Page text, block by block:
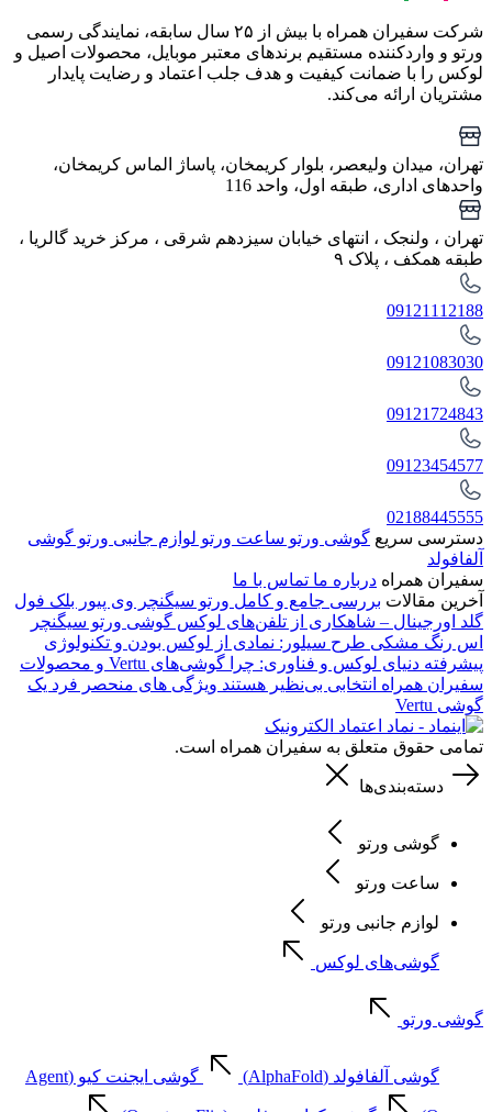
شرکت سفیران همراه با بیش از ۲۵ سال سابقه، نمایندگی رسمی
ورتو و واردکننده مستقیم برندهای معتبر موبایل، محصولات اصیل و
لوکس را با ضمانت کیفیت و هدف جلب اعتماد و رضایت پایدار
مشتریان ارائه می‌کند.
تهران، میدان ولیعصر، بلوار کریمخان، پاساژ الماس کریمخان،
واحدهای اداری، طبقه اول، واحد 116
تهران ، ولنجک‌ ، انتهای خیابان سیزدهم شرقی ، مرکز خرید گالریا ،
طبقه همکف ، پلاک ۹
09121112188
09121083030
09121724843
09123454577
02188445555
دسترسی سریع گوشی ورتو ساعت ورتو لوازم جانبی ورتو گوشی
آلفافولد
سفیران همراه درباره ما تماس با ما
آخرین مقالات بررسی جامع و کامل ورتو سیگنچر وی پیور بلک فول
گلد اورجینال – شاهکاری از تلفن‌های لوکس گوشی ورتو سیگنچر
اس رنگ مشکی طرح سیلور: نمادی از لوکس بودن و تکنولوژی
پیشرفته
دنیای لوکس و فناوری: چرا گوشی‌های Vertu و محصولات
سفیران همراه انتخابی بی‌نظیر هستند ویژگی های منحصر فرد یک
گوشی Vertu
تمامی حقوق متعلق به سفیران همراه است.
دسته‌بندی‌ها
گوشی ورتو
ساعت ورتو
لوازم جانبی ورتو
گوشی‌های لوکس
گوشی ورتو
گوشی آلفافولد (AlphaFold) گوشی ایجنت کیو (Agent